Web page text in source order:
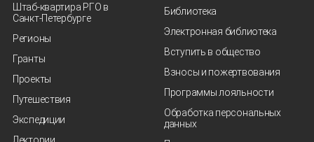
Штаб-квартира РГО в
Санкт‑Петербурге
Регионы
Гранты
Проекты
Путешествия
Экспедиции
Библиотека
Электронная библиотека
Вступить в общество
Взносы и пожертвования
Программы лояльности
Обработка персональных
данных